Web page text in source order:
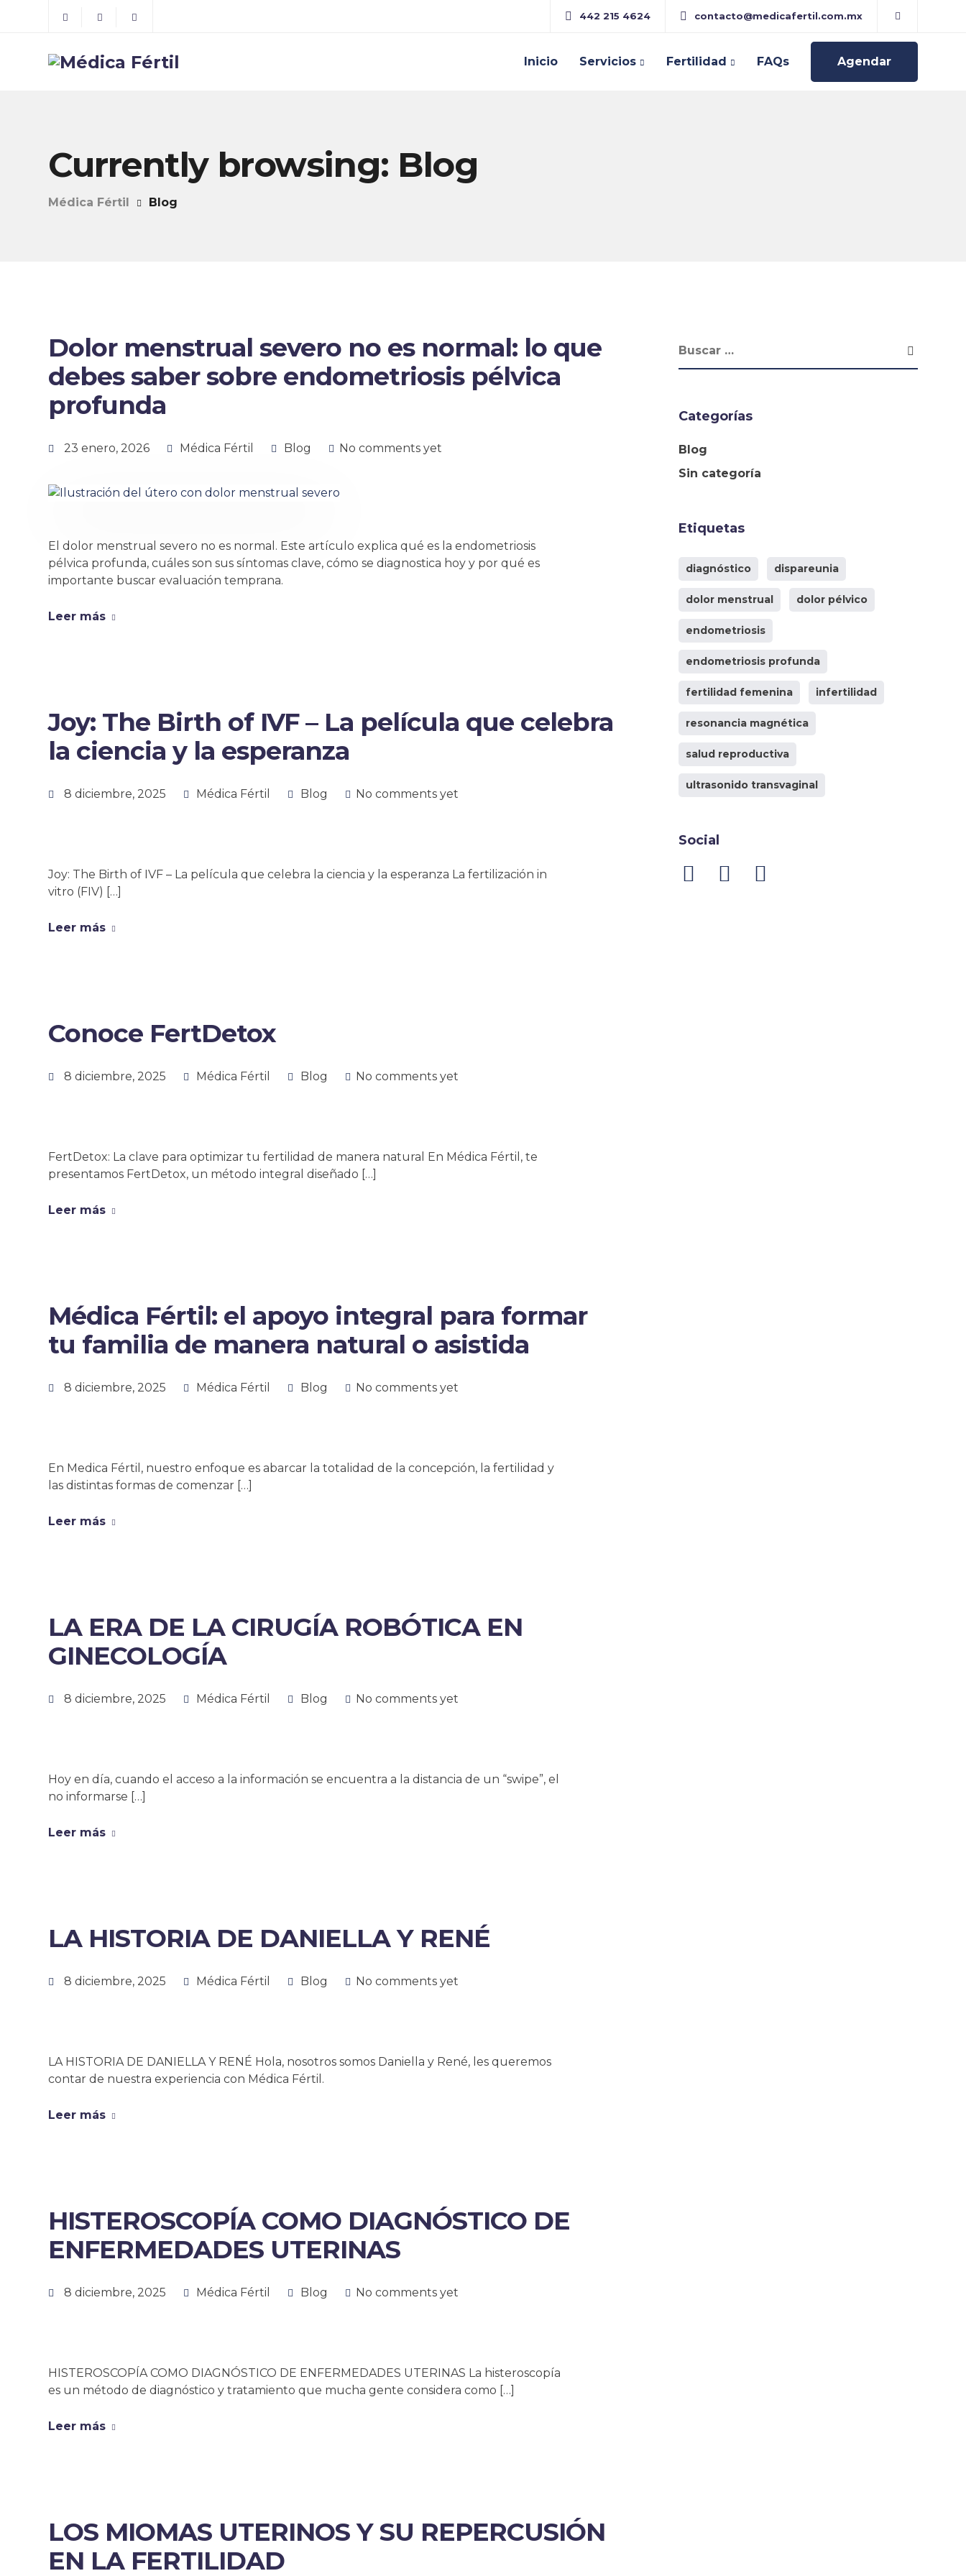
442 215 4624 contacto@medicafertil.com.mx
Inicio Servicios Fertilidad FAQs Agendar
Currently browsing: Blog
Médica Fértil Blog
Dolor menstrual severo no es normal: lo que
debes saber sobre endometriosis pélvica
profunda
23 enero, 2026 Médica Fértil Blog No comments yet
El dolor menstrual severo no es normal. Este artículo explica qué es la endometriosis
pélvica profunda, cuáles son sus síntomas clave, cómo se diagnostica hoy y por qué es
importante buscar evaluación temprana.
Leer más
Joy: The Birth of IVF – La película que celebra
la ciencia y la esperanza
8 diciembre, 2025 Médica Fértil Blog No comments yet
Joy: The Birth of IVF – La película que celebra la ciencia y la esperanza La fertilización in
vitro (FIV) […]
Leer más
Conoce FertDetox
8 diciembre, 2025 Médica Fértil Blog No comments yet
FertDetox: La clave para optimizar tu fertilidad de manera natural En Médica Fértil, te
presentamos FertDetox, un método integral diseñado […]
Leer más
Médica Fértil: el apoyo integral para formar
tu familia de manera natural o asistida
8 diciembre, 2025 Médica Fértil Blog No comments yet
En Medica Fértil, nuestro enfoque es abarcar la totalidad de la concepción, la fertilidad y
las distintas formas de comenzar […]
Leer más
LA ERA DE LA CIRUGÍA ROBÓTICA EN
GINECOLOGÍA
8 diciembre, 2025 Médica Fértil Blog No comments yet
Hoy en día, cuando el acceso a la información se encuentra a la distancia de un “swipe”, el
no informarse […]
Leer más
LA HISTORIA DE DANIELLA Y RENÉ
8 diciembre, 2025 Médica Fértil Blog No comments yet
LA HISTORIA DE DANIELLA Y RENÉ Hola, nosotros somos Daniella y René, les queremos
contar de nuestra experiencia con Médica Fértil.
Leer más
HISTEROSCOPÍA COMO DIAGNÓSTICO DE
ENFERMEDADES UTERINAS
8 diciembre, 2025 Médica Fértil Blog No comments yet
HISTEROSCOPÍA COMO DIAGNÓSTICO DE ENFERMEDADES UTERINAS La histeroscopía
es un método de diagnóstico y tratamiento que mucha gente considera como […]
Leer más
LOS MIOMAS UTERINOS Y SU REPERCUSIÓN
EN LA FERTILIDAD
Categorías
Blog
Sin categoría
Etiquetas
diagnóstico dispareunia
dolor menstrual dolor pélvico
endometriosis
endometriosis profunda
fertilidad femenina infertilidad
resonancia magnética
salud reproductiva
ultrasonido transvaginal
Social